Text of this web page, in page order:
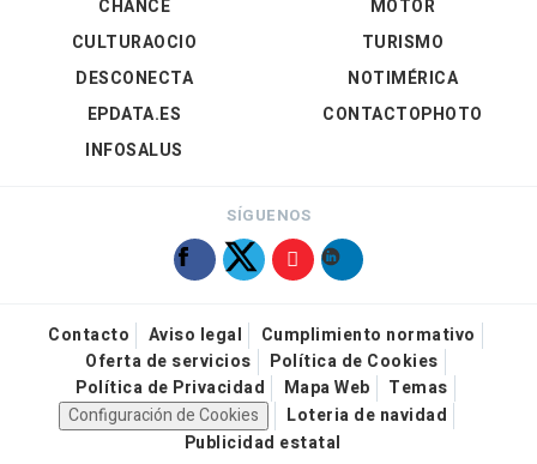
CHANCE
CULTURAOCIO
DESCONECTA
EPDATA.ES
INFOSALUS
MOTOR
TURISMO
NOTIMÉRICA
CONTACTOPHOTO
SÍGUENOS
Contacto Aviso legal
Cumplimiento normativo
Oferta de servicios
Política de Cookies
Política de Privacidad
Mapa Web
Temas
Configuración de Cookies
Loteria de navidad
Publicidad estatal